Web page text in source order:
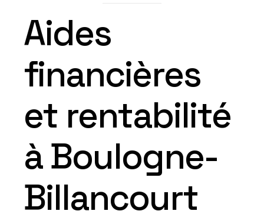
Aides
financières
et rentabilité
à Boulogne-
Billancourt